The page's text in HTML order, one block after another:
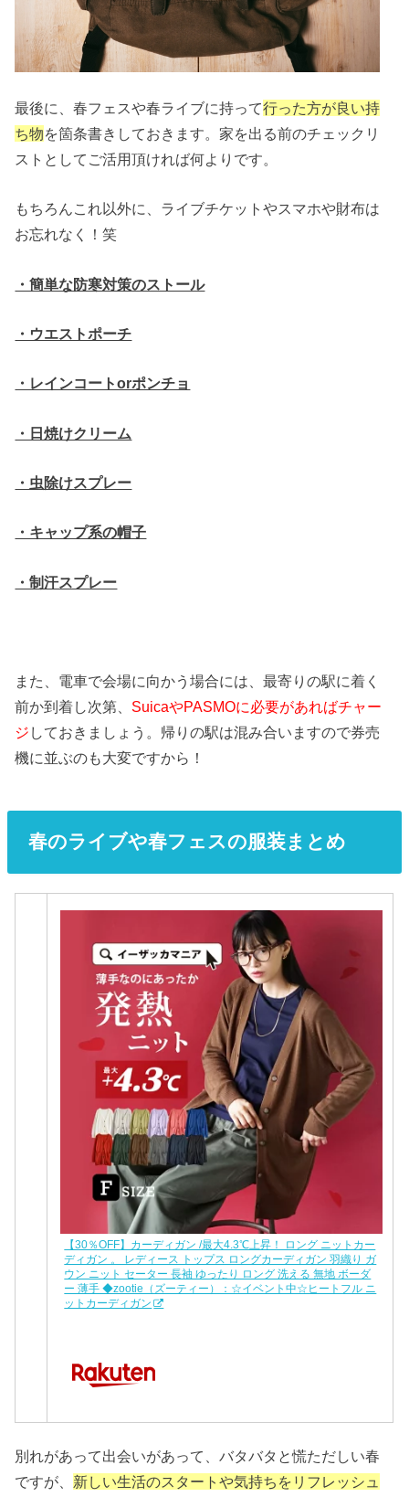
最後に、春フェスや春ライブに持って行った方が良い持
ち物を箇条書きしておきます。家を出る前のチェックリ
ストとしてご活用頂ければ何よりです。
もちろんこれ以外に、ライブチケットやスマホや財布は
お忘れなく！笑
・簡単な防寒対策のストール
・ウエストポーチ
・レインコートorポンチョ
・日焼けクリーム
・虫除けスプレー
・キャップ系の帽子
・制汗スプレー
また、電車で会場に向かう場合には、最寄りの駅に着く
前か到着し次第、 SuicaやPASMOに必要があればチャー
ジ しておきましょう。帰りの駅は混み合いますので券売
機に並ぶのも大変ですから！
春のライブや春フェスの服装まとめ
【30％OFF】カーディガン /最大4.3℃上昇！ ロング ニットカー
ディガン 。 レディース トップス ロングカーディガン 羽織り ガ
ウン ニット セーター 長袖 ゆったり ロング 洗える 無地 ボーダ
ー 薄手 ◆zootie（ズーティー）：☆イベント中☆ヒートフル ニ
ットカーディガン
別れがあって出会いがあって、バタバタと慌ただしい春
ですが、 新しい生活のスタートや気持ちをリフレッシュ